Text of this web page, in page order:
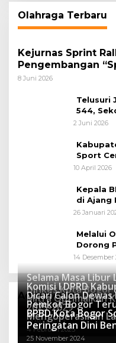
Olahraga Terbaru
Kejurnas Sprint
Pengembangan
Tengah
8 Juni 2026
Telusuri
544,
Gowes
2 Juni 2026
Sport
Peluang
10 April 2026
Kepala
di Ajang
26 Januari
Melalui
Dorong
14 Desember
Advertorial
Selama Masa Libur
Dinkes Kota Bogor
Kesehatan
16 Maret 2026
Komisi I DPRD
Mitra Optimalkan
27 Mei 2025
Dicari Calon Dewas
2025-2029
15 April 2025
Pemkot Bogor
Mengoperasikan
4 Februari 2025
BPBD Kota Bogor
Peringatan Dini
25 November 2024